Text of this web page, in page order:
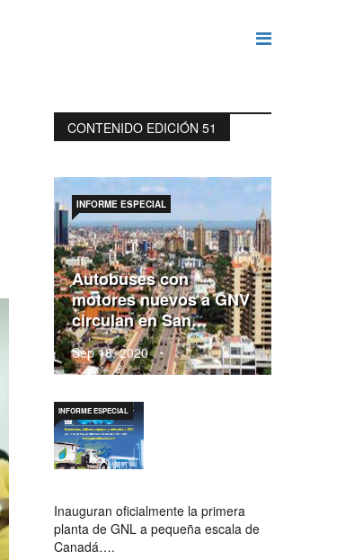
CONTENIDO EDICIÓN 51
Autobuses con
motores nuevos a GNV
circulan en San…
Sep 18, 2020
INFORME ESPECIAL
Inauguran oficialmente la primera
planta de GNL a pequeña escala de
Canadá….
INFORME ESPECIAL